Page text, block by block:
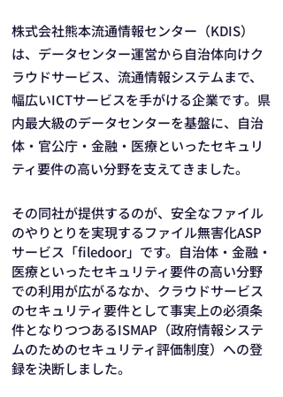
株式会社熊本流通情報センター（KDIS）
は、データセンター運営から自治体向けク
ラウドサービス、流通情報システムまで、
幅広いICTサービスを手がける企業です。県
内最大級のデータセンターを基盤に、自治
体・官公庁・金融・医療といったセキュリ
ティ要件の高い分野を支えてきました。
その同社が提供するのが、安全なファイル
のやりとりを実現するファイル無害化ASP
サービス「filedoor」です。自治体・金融・
医療といったセキュリティ要件の高い分野
での利用が広がるなか、クラウドサービス
のセキュリティ要件として事実上の必須条
件となりつつあるISMAP（政府情報システ
ムのためのセキュリティ評価制度）への登
録を決断しました。